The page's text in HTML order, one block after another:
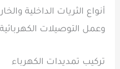
أنواع الثريات الداخلية
وعمل التوصيلات
تركيب تمديدات الكهرباء